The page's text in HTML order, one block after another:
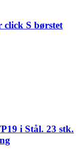
click S børstet
i Stål. 23 stk.